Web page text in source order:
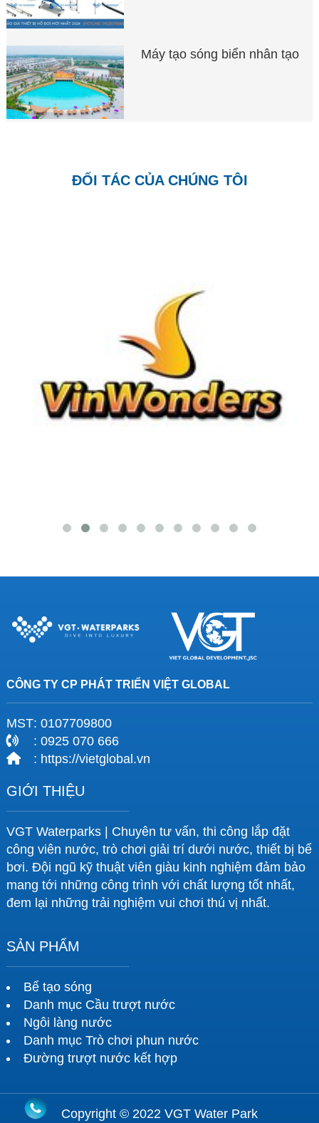
Máy tạo sóng biển nhân tạo
ĐỐI TÁC CỦA CHÚNG TÔI
CÔNG TY CP PHÁT TRIỂN VIỆT GLOBAL
MST: 0107709800
: 0925 070 666
: https://vietglobal.vn
GIỚI THIỆU
VGT Waterparks | Chuyên tư vấn, thi công lắp đặt
công viên nước, trò chơi giải trí dưới nước, thiết bị bể
bơi. Đội ngũ kỹ thuật viên giàu kinh nghiệm đảm bảo
mang tới những công trình với chất lượng tốt nhất,
đem lại những trải nghiệm vui chơi thú vị nhất.
SẢN PHẨM
Bể tạo sóng
Danh mục Cầu trượt nước
Ngôi làng nước
Danh mục Trò chơi phun nước
Đường trượt nước kết hợp
Copyright © 2022 VGT Water Park